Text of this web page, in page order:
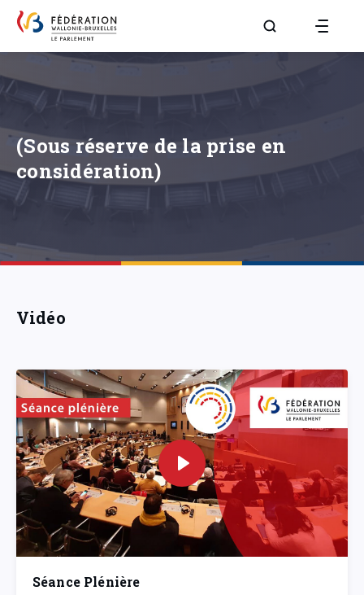
Aller à la page
(Sous réserve de la prise en
considération)
Vidéo
Séance Plénière